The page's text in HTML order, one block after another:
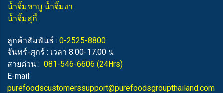
น้ำจิ้มชาบู น้ำจิ้มงา
น้ำจิ้มสุกี้
ลูกค้าสัมพันธ์ : 0-2525-8800
จันทร์-ศุกร์ : เวลา 8.00-17.00 น.
สายด่วน : 081-546-6606 (24Hrs)
E-mail:
purefoodscustomerssupport@purefoodsgroupthailand.com